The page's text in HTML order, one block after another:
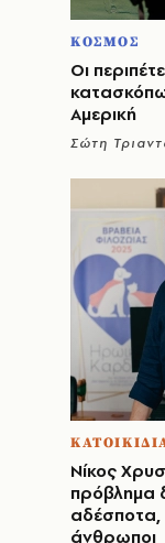
ΚΟΣΜΟΣ
Οι
Αμερική
Σώτη
Νίκος
πρόβλημα
αδέσποτα,
άνθρωποι